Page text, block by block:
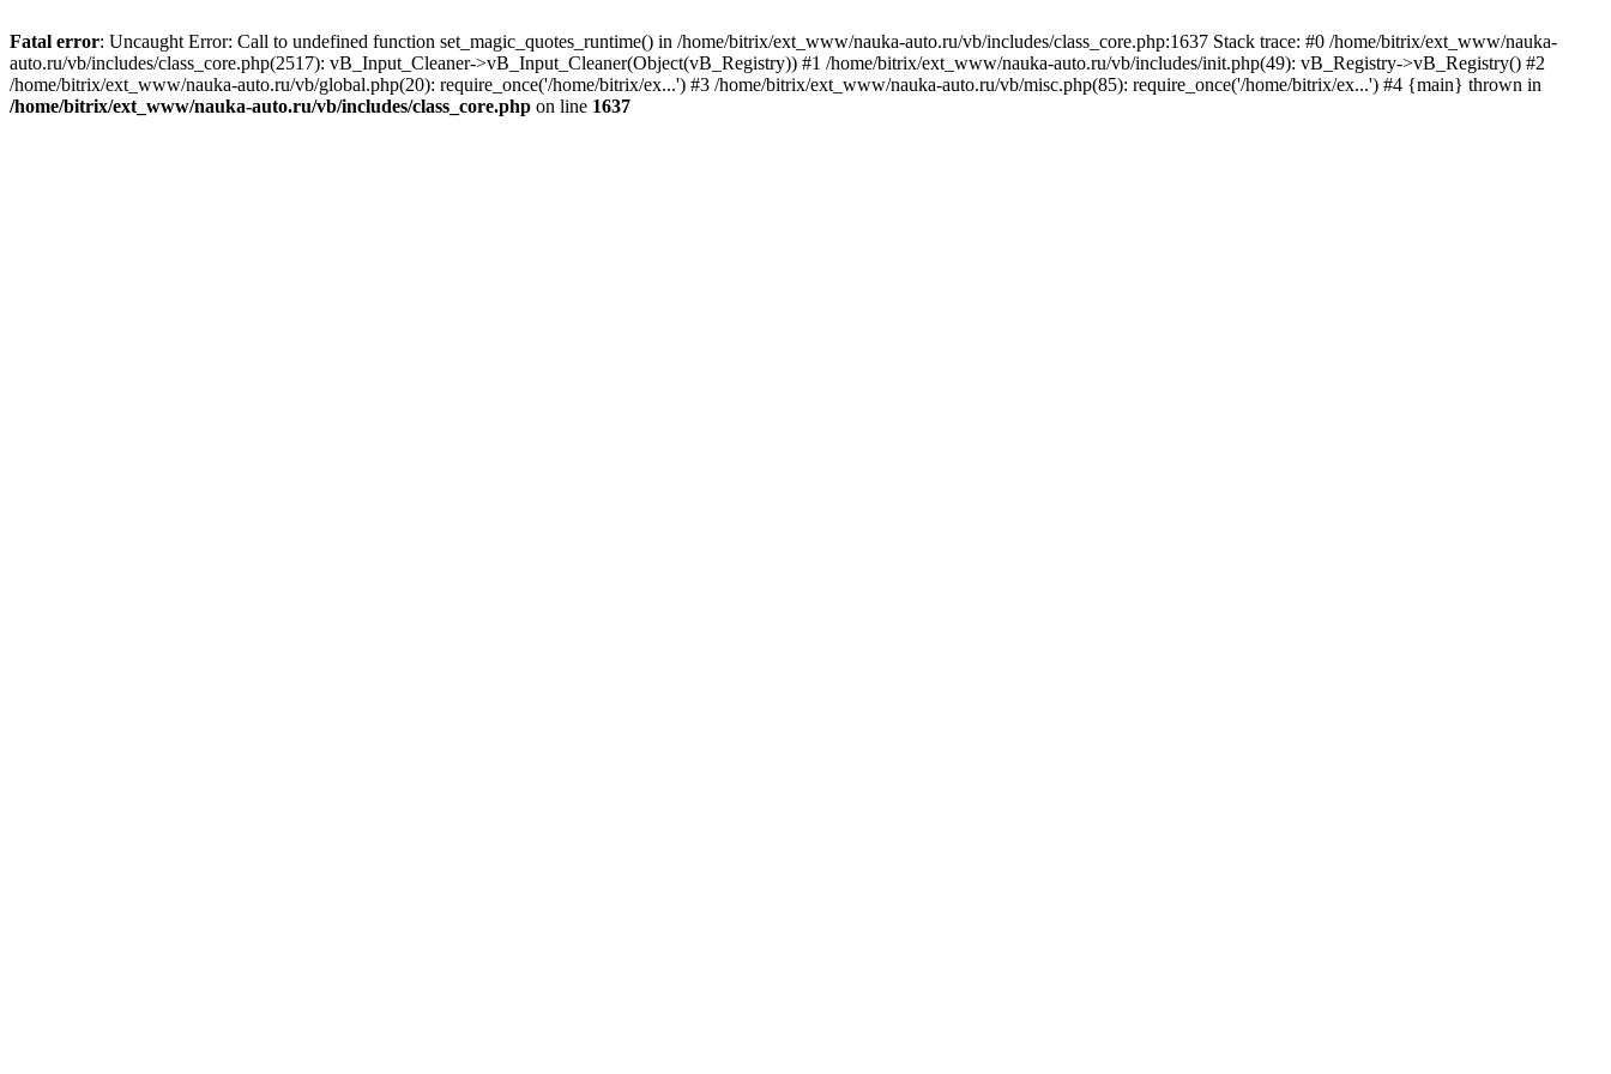
Fatal error: Uncaught Error: Call to undefined function set_magic_quotes_runtime() in /home/bitrix/ext_www/nauka-auto.ru/vb/includes/class_core.php:1637 Stack trace: #0 /home/bitrix/ext_www/nauka-
auto.ru/vb/includes/class_core.php(2517): vB_Input_Cleaner->vB_Input_Cleaner(Object(vB_Registry)) #1 /home/bitrix/ext_www/nauka-auto.ru/vb/includes/init.php(49): vB_Registry->vB_Registry() #2
/home/bitrix/ext_www/nauka-auto.ru/vb/global.php(20): require_once('/home/bitrix/ex...') #3 /home/bitrix/ext_www/nauka-auto.ru/vb/misc.php(85): require_once('/home/bitrix/ex...') #4 {main} thrown in
/home/bitrix/ext_www/nauka-auto.ru/vb/includes/class_core.php on line 1637